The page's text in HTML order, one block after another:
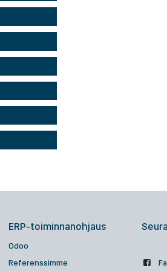
ERP-toiminnanohjaus
Odoo
Referenssimme